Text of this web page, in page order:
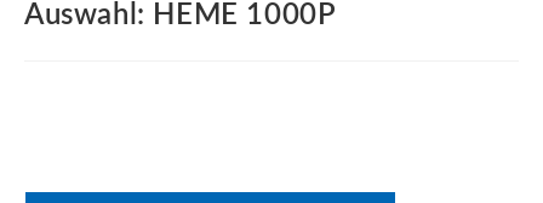
Auswahl: HEME 1000P